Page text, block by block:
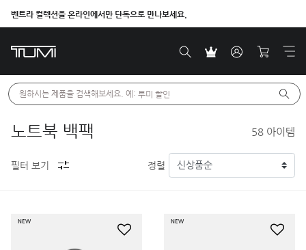
벤트라 컬렉션을 온라인에서만 단독으로 만나보세요.
원하시는 제품을 검색해보세요. 예: 투미 할인
노트북 백팩 58 아이템
필터 보기 정렬
NEW NEW